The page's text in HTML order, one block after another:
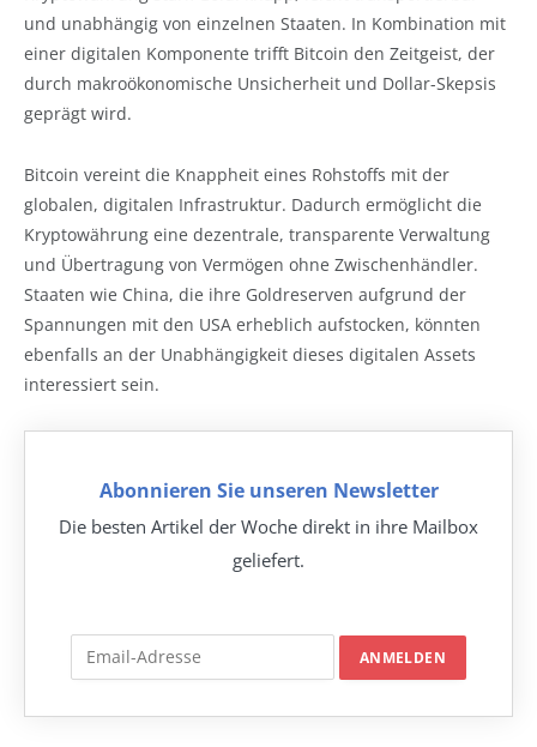
und unabhängig von einzelnen Staaten. In Kombination mit
einer digitalen Komponente trifft Bitcoin den Zeitgeist, der
durch makroökonomische Unsicherheit und Dollar-Skepsis
geprägt wird.
Bitcoin vereint die Knappheit eines Rohstoffs mit der
globalen, digitalen Infrastruktur. Dadurch ermöglicht die
Kryptowährung eine dezentrale, transparente Verwaltung
und Übertragung von Vermögen ohne Zwischenhändler.
Staaten wie China, die ihre Goldreserven aufgrund der
Spannungen mit den USA erheblich aufstocken, könnten
ebenfalls an der Unabhängigkeit dieses digitalen Assets
interessiert sein.
Abonnieren Sie unseren Newsletter
Die besten Artikel der Woche direkt in ihre Mailbox
geliefert.